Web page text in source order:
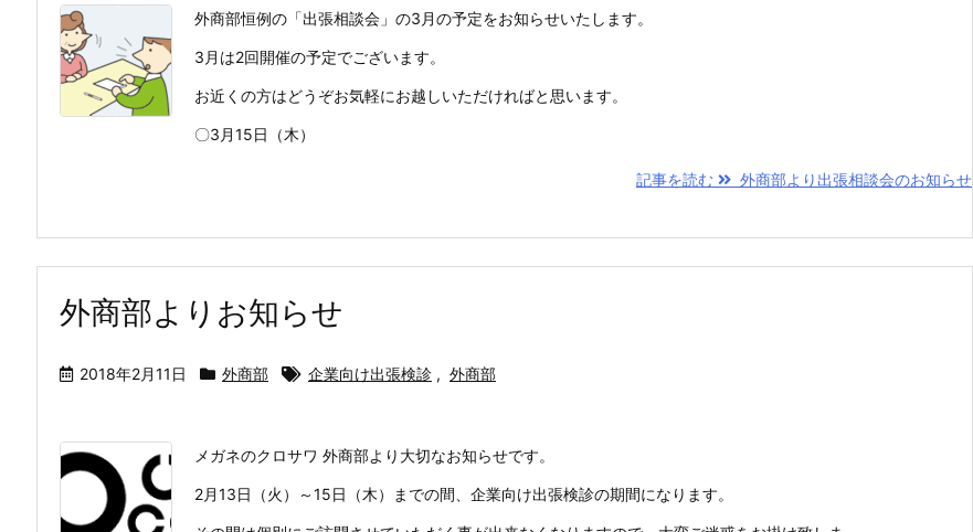
外商部恒例の「出張相談会」の3月の予定をお知らせいたします。
3月は2回開催の予定でございます。
お近くの方はどうぞお気軽にお越しいただければと思います。
〇3月15日（木）
記事を読む 外商部より出張相談会のお知らせ
外商部よりお知らせ
2018年2月11日 外商部 企業向け出張検診 , 外商部
メガネのクロサワ 外商部より大切なお知らせです。
2月13日（火）～15日（木）までの間、企業向け出張検診の期間になります。